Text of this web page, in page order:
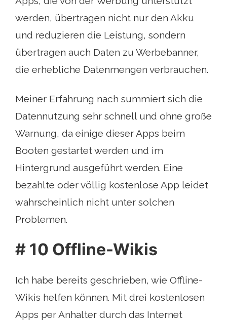
werden, übertragen nicht nur den Akku
und reduzieren die Leistung, sondern
übertragen auch Daten zu Werbebanner,
die erhebliche Datenmengen verbrauchen.
Meiner Erfahrung nach summiert sich die
Datennutzung sehr schnell und ohne große
Warnung, da einige dieser Apps beim
Booten gestartet werden und im
Hintergrund ausgeführt werden. Eine
bezahlte oder völlig kostenlose App leidet
wahrscheinlich nicht unter solchen
Problemen.
# 10 Offline-Wikis
Ich habe bereits geschrieben, wie Offline-
Wikis helfen können. Mit drei kostenlosen
Apps per Anhalter durch das Internet